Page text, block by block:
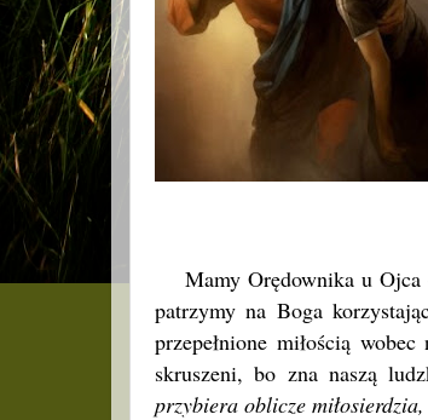
Mamy Orędownika u Ojca
patrzymy na Boga
przepełnione miłością
skruszeni, bo zna naszą
przybiera oblicze